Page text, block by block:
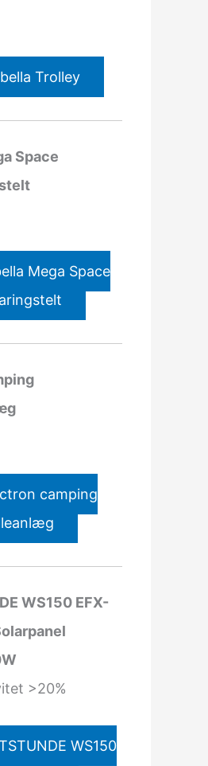
Trolley
Space
Mega Space
camping
WS150 EFX-
>20%
WS150